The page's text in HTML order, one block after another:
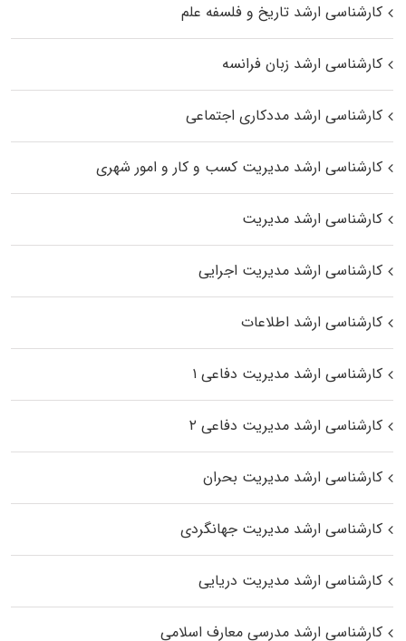
کارشناسی ارشد تاریخ و فلسفه علم
کارشناسی ارشد زبان فرانسه
کارشناسی ارشد مددکاری اجتماعی
کارشناسی ارشد مدیریت کسب و کار و امور شهری
کارشناسی ارشد مدیریت
کارشناسی ارشد مدیریت اجرایی
کارشناسی ارشد اطلاعات
کارشناسی ارشد مدیریت دفاعی ۱
کارشناسی ارشد مدیریت دفاعی ۲
کارشناسی ارشد مدیریت بحران
کارشناسی ارشد مدیریت جهانگردی
کارشناسی ارشد مدیریت دریایی
کارشناسی ارشد مدرسی معارف اسلامی